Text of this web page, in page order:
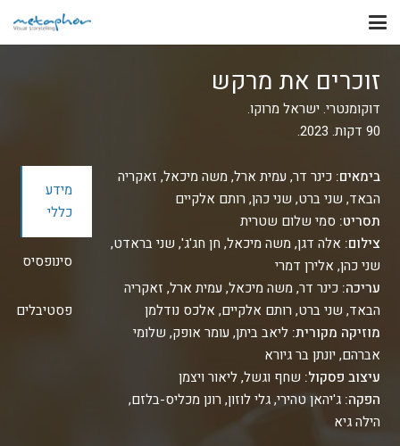
זוכרים את מרקש
דוקומנטרי. ישראל מרוקו.
90 דקות. 2023.
מידע
כללי
סינופסיס
פסטיבלים
בימאים: כינר דר, עמית ארל, משה מיכאל, זאקריה
הבאד, שני ברט, שני כהן, רותם אלקיים
תסריט: סמי שלום שטרית
צילום: אלה דגן, משה מיכאל, חן חג'ג', שני בראדט,
שני כהן, אלירן דמרי
עריכה: כינר דר, משה מיכאל, עמית ארל, זאקריה
הבאד, שני ברט, רותם אלקיים, אלכס נודלמן
מוזיקה מקורית: ליאב ביתן, עומר אופק, שלומי
אברהם, יונתן בר גיורא
עיצוב פסקול: שחף וגשל, ליאור ויצמן
הפקה: ג'יהאן טהירי, גלי לוזון, רונן מכליס-בלזם,
הילה גיא